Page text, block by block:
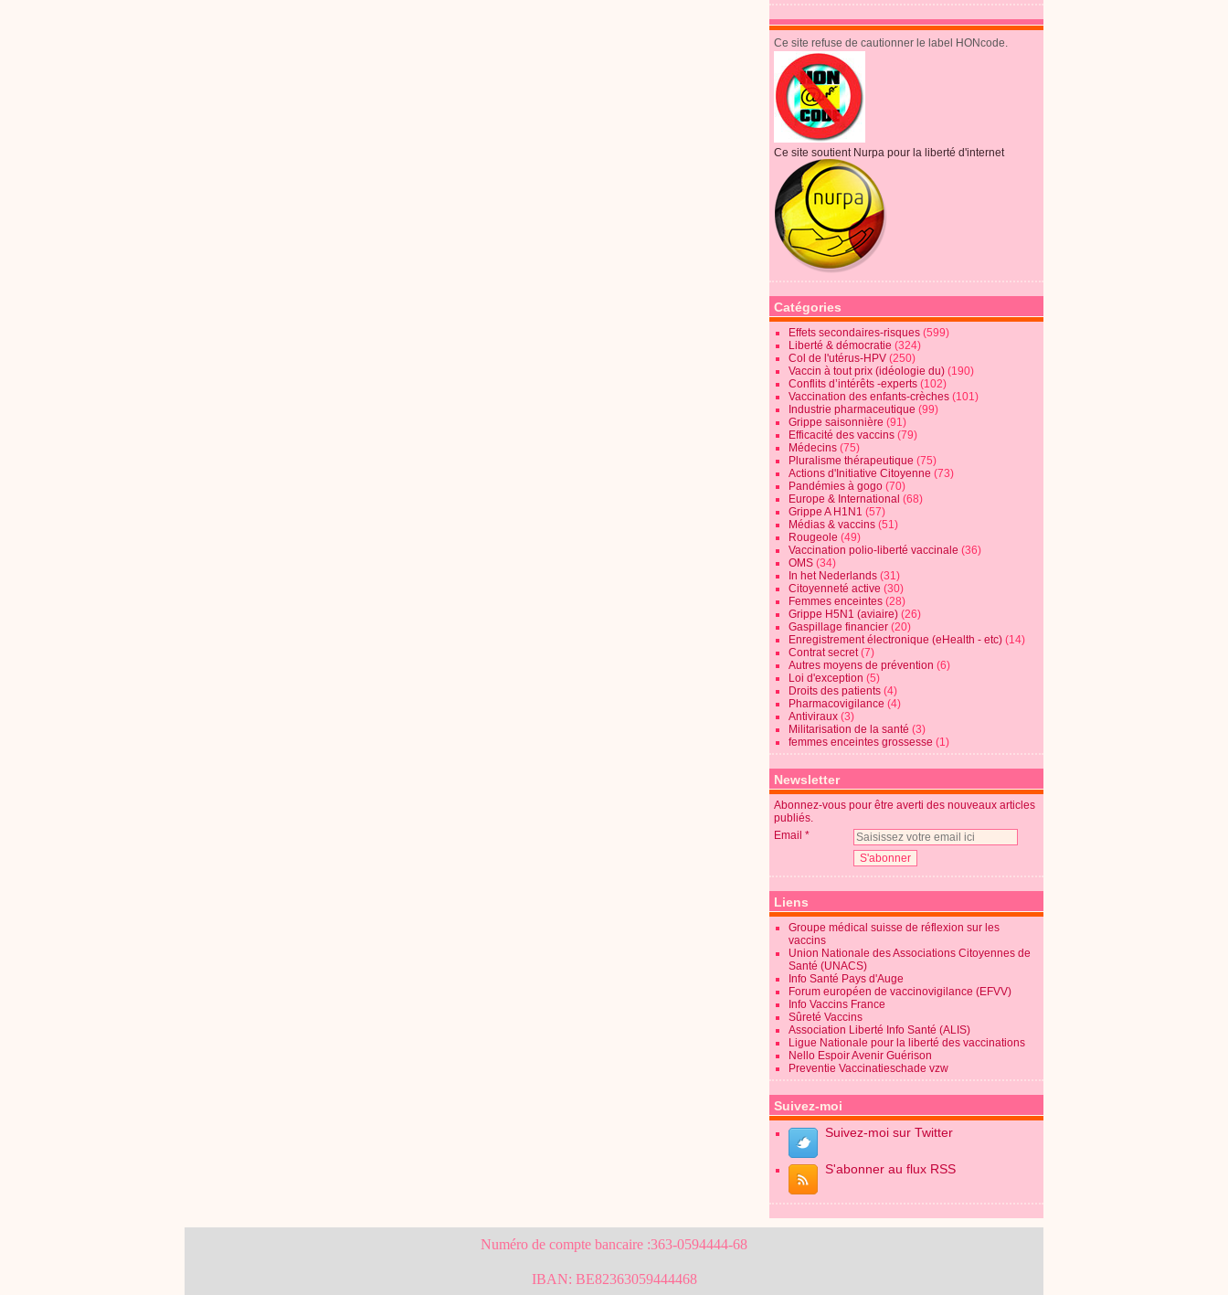
Ce site refuse de cautionner le label HONcode.
Ce site soutient Nurpa pour la liberté d'internet
Catégories
Effets secondaires-risques (599)
Liberté & démocratie (324)
Col de l'utérus-HPV (250)
Vaccin à tout prix (idéologie du) (190)
Conflits d’intérêts -experts (102)
Vaccination des enfants-crèches (101)
Industrie pharmaceutique (99)
Grippe saisonnière (91)
Efficacité des vaccins (79)
Médecins (75)
Pluralisme thérapeutique (75)
Actions d'Initiative Citoyenne (73)
Pandémies à gogo (70)
Europe & International (68)
Grippe A H1N1 (57)
Médias & vaccins (51)
Rougeole (49)
Vaccination polio-liberté vaccinale (36)
OMS (34)
In het Nederlands (31)
Citoyenneté active (30)
Femmes enceintes (28)
Grippe H5N1 (aviaire) (26)
Gaspillage financier (20)
Enregistrement électronique (eHealth - etc) (14)
Contrat secret(7)
Autres moyens de prévention (6)
Loi d'exception (5)
Droits des patients (4)
Pharmacovigilance (4)
Antiviraux (3)
Militarisation de la santé (3)
femmes enceintes grossesse (1)
Newsletter
Abonnez-vous pour être averti des nouveaux articles
publiés.
Email
Liens
Groupe médical suisse de réflexion sur les
vaccins
Union Nationale des Associations Citoyennes de
Santé (UNACS)
Info Santé Pays d'Auge
Forum européen de vaccinovigilance (EFVV)
Info Vaccins France
Sûreté Vaccins
Association Liberté Info Santé (ALIS)
Ligue Nationale pour la liberté des vaccinations
Nello Espoir Avenir Guérison
Preventie Vaccinatieschade vzw
Suivez-moi
Suivez-moi sur Twitter
S'abonner au flux RSS
Numéro de compte bancaire :363-0594444-68
IBAN: BE82363059444468